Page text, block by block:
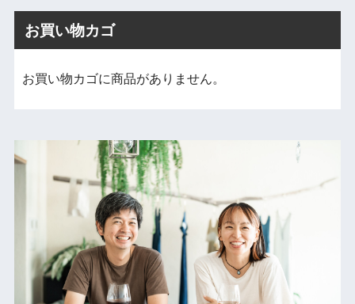
お買い物カゴ
お買い物カゴに商品がありません。